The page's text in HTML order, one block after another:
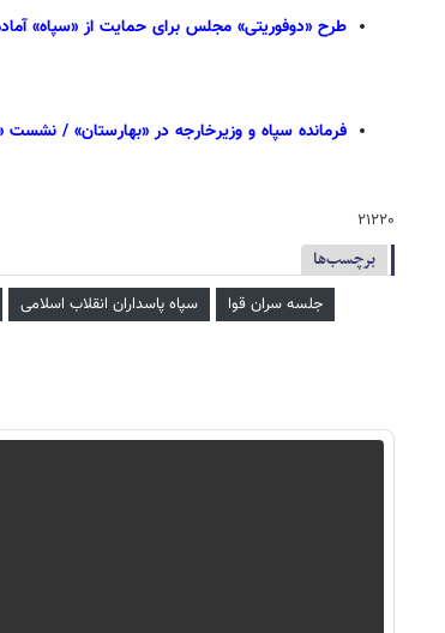
طرح «دوفوریتی» مجلس برای حمایت از «سپاه»
فرمانده سپاه و وزیرخارجه در «بهارستان» / نشست
۲۱۲۲۰
برچسب‌ها
جلسه سران قوا سپاه پاسداران انقلاب اسلامی